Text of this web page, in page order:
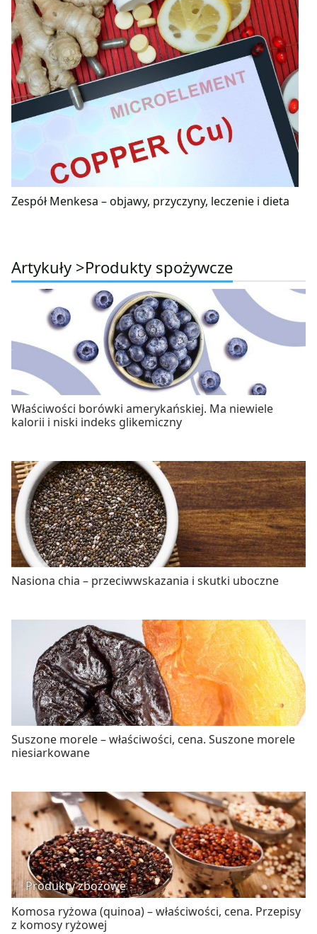
Zespół Menkesa – objawy, przyczyny, leczenie i dieta
Artykuły >Produkty spożywcze
Właściwości borówki amerykańskiej. Ma niewiele
kalorii i niski indeks glikemiczny
Nasiona chia – przeciwwskazania i skutki uboczne
Suszone morele – właściwości, cena. Suszone morele
niesiarkowane
Produkty zbożowe
Komosa ryżowa (quinoa) – właściwości, cena. Przepisy
z komosy ryżowej